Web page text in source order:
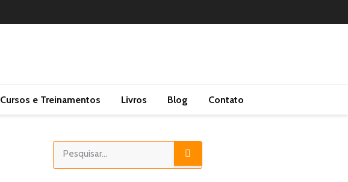
Cursos e Treinamentos Livros Blog Contato